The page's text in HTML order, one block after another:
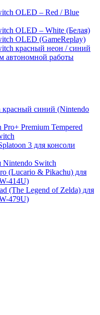
OLED – Red / Blue
OLED – White (Белая)
OLED (GameReplay)
красный неон / синий
автономной работы
красный синий (Nintendo
Pro+ Premium Tempered
3 для консоли
Nintendo Switch
(Lucario & Pikachu) для
414U)
(The Legend of Zelda) для
479U)